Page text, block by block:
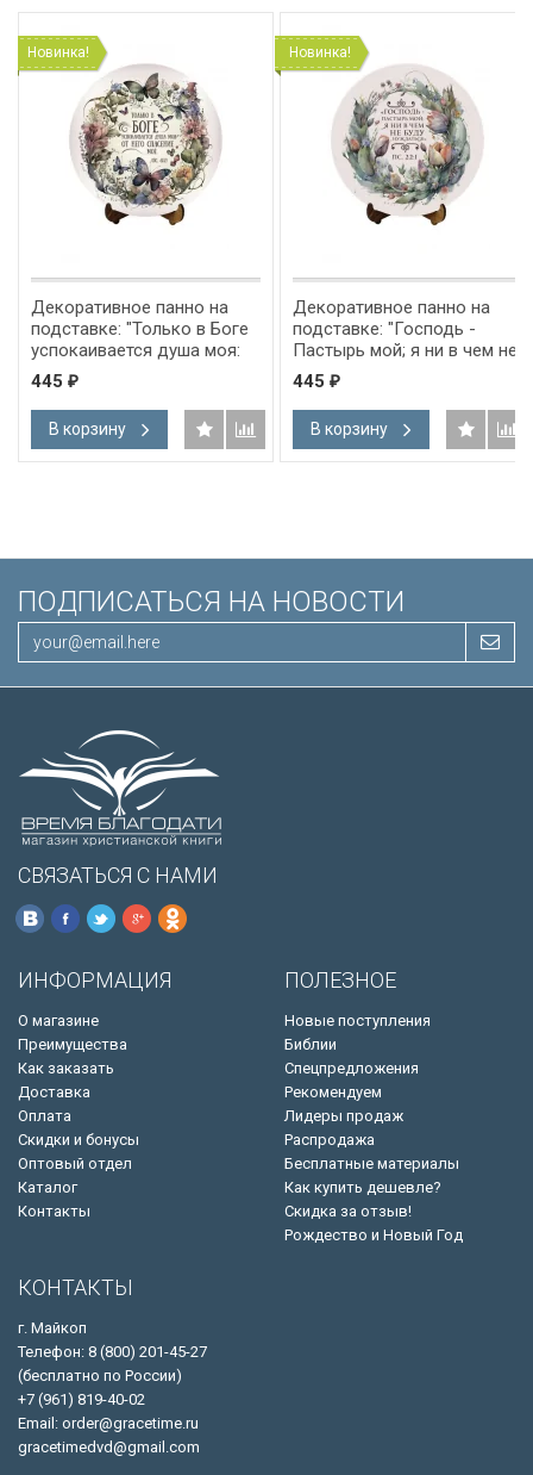
Новинка!
Декоративное панно на
подставке: "Только в Боге
успокаивается душа моя:
от Него спасение мое" Пс
61:2
445 ₽
В корзину
Новинка!
Декоративное панно на
подставке: "Господь -
Пастырь мой; я ни в чем не
буду нуждаться" Пс 22:1
445 ₽
В корзину
ПОДПИСАТЬСЯ НА НОВОСТИ
СВЯЗАТЬСЯ С НАМИ
ИНФОРМАЦИЯ
О магазине
Преимущества
Как заказать
Доставка
Оплата
Скидки и бонусы
Оптовый отдел
Каталог
Контакты
ПОЛЕЗНОЕ
Новые поступления
Библии
Спецпредложения
Рекомендуем
Лидеры продаж
Распродажа
Бесплатные материалы
Как купить дешевле?
Скидка за отзыв!
Рождество и Новый Год
КОНТАКТЫ
г. Майкоп
Телефон: 8 (800) 201-45-27
(бесплатно по России)
+7 (961) 819-40-02
Email: order@gracetime.ru
gracetimedvd@gmail.com